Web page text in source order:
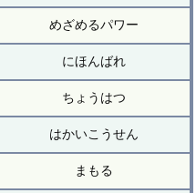
めざめるパワー
にほんばれ
ちょうはつ
はかいこうせん
まもる